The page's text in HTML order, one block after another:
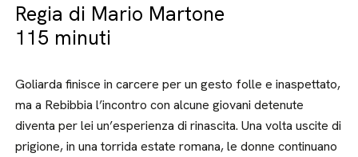
Regia di Mario Martone
115 minuti
Goliarda finisce in carcere per un gesto folle e inaspettato,
ma a Rebibbia l’incontro con alcune giovani detenute
diventa per lei un’esperienza di rinascita. Una volta uscite di
prigione, in una torrida estate romana, le donne continuano